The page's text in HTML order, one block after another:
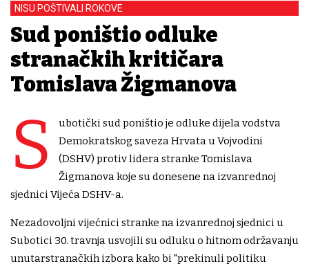
NISU POŠTIVALI ROKOVE
Sud poništio odluke
stranačkih kritičara
Tomislava Žigmanova
S
ubotički sud poništio je odluke dijela vodstva
Demokratskog saveza Hrvata u Vojvodini
(DSHV) protiv lidera stranke Tomislava
Žigmanova koje su donesene na izvanrednoj
sjednici Vijeća DSHV-a.
Nezadovoljni vijećnici stranke na izvanrednoj sjednici u
Subotici 30. travnja usvojili su odluku o hitnom održavanju
unutarstranačkih izbora kako bi "prekinuli politiku